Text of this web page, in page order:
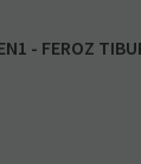
- FEROZ